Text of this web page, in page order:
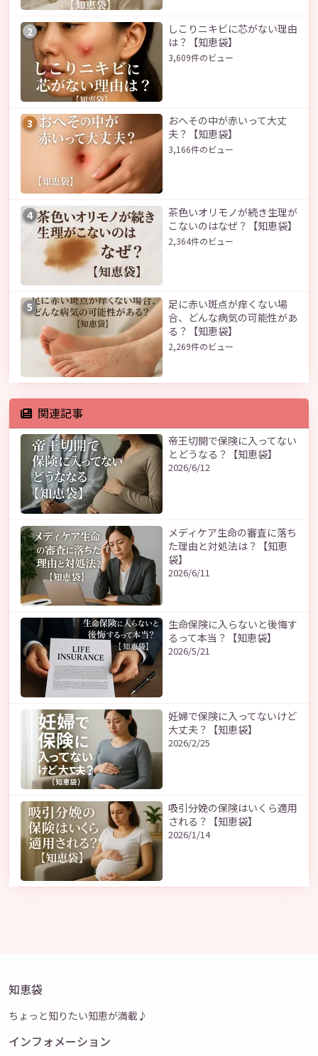
2
しこりニキビに芯がない理由
は？【知恵袋】
3,609件のビュー
3
おへその中が赤いって大丈
夫？【知恵袋】
3,166件のビュー
4
茶色いオリモノが続き生理が
こないのはなぜ？【知恵袋】
2,364件のビュー
5
足に赤い斑点が痒くない場
合、どんな病気の可能性があ
る？【知恵袋】
2,269件のビュー
関連記事
帝王切開で保険に入ってない
とどうなる？【知恵袋】
2026/6/12
メディケア生命の審査に落ち
た理由と対処法は？【知恵
袋】
2026/6/11
生命保険に入らないと後悔す
るって本当？【知恵袋】
2026/5/21
妊婦で保険に入ってないけど
大丈夫？【知恵袋】
2026/2/25
吸引分娩の保険はいくら適用
される？【知恵袋】
2026/1/14
知恵袋
ちょっと知りたい知恵が満載♪
インフォメーション